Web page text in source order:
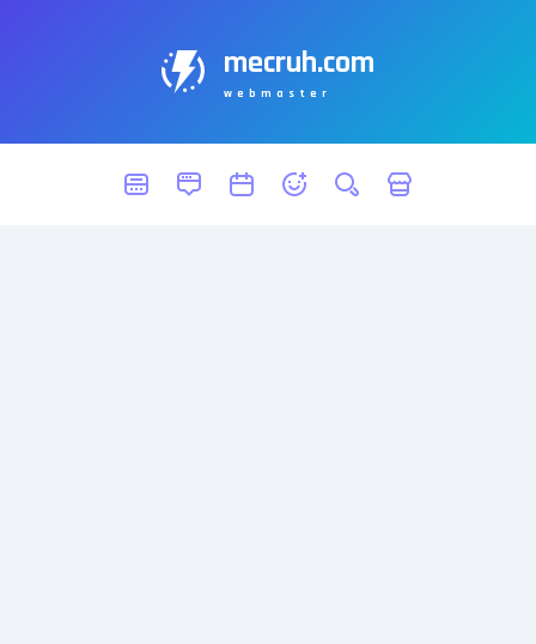
mecruh.com
webmaster